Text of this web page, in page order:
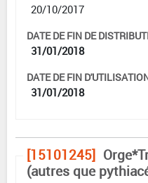
20/10/2017
DATE DE FIN DE
31/01/2018
DATE DE FIN
31/01/2018
[15101245]
(autres que